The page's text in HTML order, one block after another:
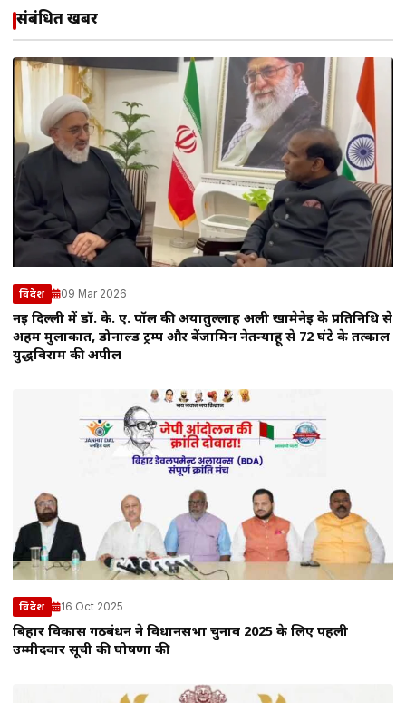
संबंधित खबरें
विदेश 09 Mar 2026
नई दिल्ली में डॉ. के. ए. पॉल की अयातुल्लाह अली खामेनेई के प्रतिनिधि से
अहम मुलाकात, डोनाल्ड ट्रम्प और बेंजामिन नेतन्याहू से 72 घंटे के तत्काल
युद्धविराम की अपील
विदेश 16 Oct 2025
बिहार विकास गठबंधन ने विधानसभा चुनाव 2025 के लिए पहली
उम्मीदवार सूची की घोषणा की